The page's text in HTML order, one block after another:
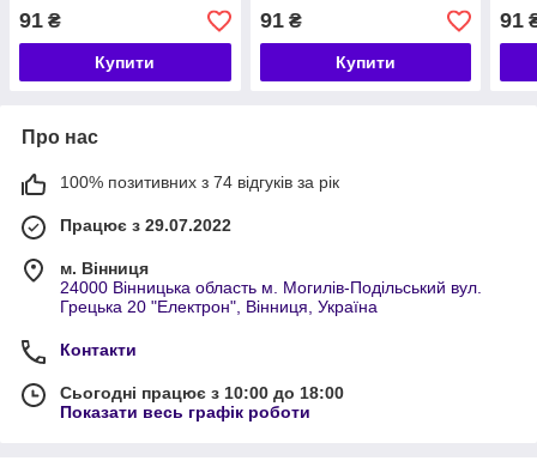
91 ₴
Купити
22 Темно-зелений 250 мл
91₴
Купити
91
Про нас
100% позитивних з 74 відгуків за рік
Працює з 29.07.2022
м. Вінниця
24000 Вінницька область м. Могилів-Подільський вул.
Грецька 20 "Електрон", Вінниця, Україна
Контакти
Сьогодні працює з 10:00 до 18:00
Показати весь графік роботи